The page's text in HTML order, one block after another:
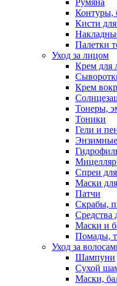
Контуры,
Кисти
Палетки
Уход за лицом
Крем для
Крем
Тонеры,
Тоники
Гели и
Спреи
Маски
Патчи
Скрабы,
Средства
Маски и
Помады,
Уход за
Шампуни
Сухой
Маски,